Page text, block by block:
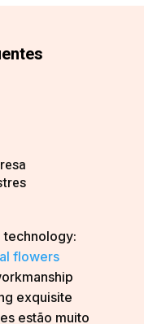
technology:
flowers
exquisite
estão muito